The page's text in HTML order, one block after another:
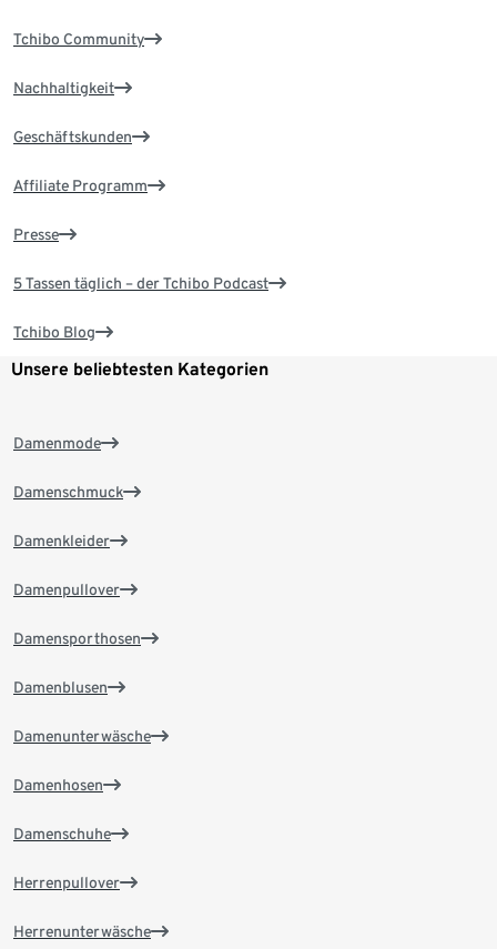
Tchibo Community
Nachhaltigkeit
Geschäftskunden
Affiliate Programm
Presse
5 Tassen täglich – der Tchibo Podcast
Tchibo Blog
Unsere beliebtesten Kategorien
Damenmode
Damenschmuck
Damenkleider
Damenpullover
Damensporthosen
Damenblusen
Damenunterwäsche
Damenhosen
Damenschuhe
Herrenpullover
Herrenunterwäsche